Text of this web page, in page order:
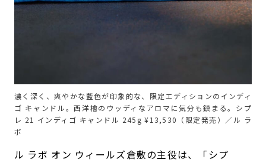
濃く深く、爽やかな藍色が印象的な、限定エディションのインディ
ゴ キャンドル。西洋檜のウッディなアロマに気分も鎮まる。シプ
レ 21 インディゴ キャンドル 245g ¥13,530（限定発売）／ル ラ
ボ
ル ラボ オン ウィールズ倉敷の主役は、「シプ